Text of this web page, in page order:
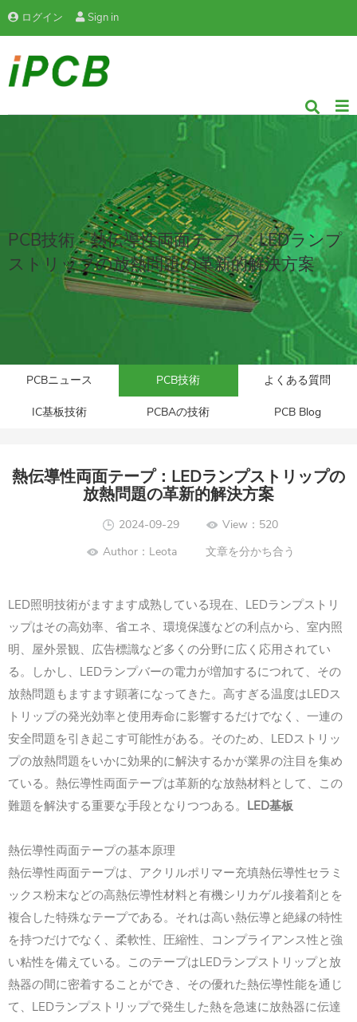
ログイン Sign in
PCB技術 - 熱伝導性両面テープ：LEDランプ
ストリップの放熱問題の革新的解決方案
PCBニュース PCB技術 よくある質問
IC基板技術 PCBAの技術 PCB Blog
熱伝導性両面テープ：LEDランプストリップの
放熱問題の革新的解決方案
2024-09-29
View：520
Author：Leota 文章を分かち合う
LED照明技術がますます成熟している現在、 LEDランプストリ
ップはその高効率、省エネ、環境保護などの利点から、室内照
明、屋外景観、広告標識など多くの分野に広く応用されてい
る。しかし、 LEDランプバーの電力が増加するにつれて、その
放熱問題もますます顕著になってきた。高すぎる温度はLEDス
トリップの発光効率と使用寿命に影響するだけでなく、一連の
安全問題を引き起こす可能性がある。そのため、 LEDストリッ
プの放熱問題をいかに効果的に解決するかが業界の注目を集め
ている。熱伝導性両面テープは革新的な放熱材料として、この
難題を解決する重要な手段となりつつある。 LED基板
熱伝導性両面テープの基本原理
熱伝導性両面テープは、アクリルポリマー充填熱伝導性セラミ
ックス粉末などの高熱伝導性材料と有機シリカゲル接着剤とを
複合した特殊なテープである。それは高い熱伝導と絶縁の特性
を持つだけでなく、柔軟性、圧縮性、コンプライアンス性と強
い粘性を備えている。このテープはLEDランプストリップと放
熱器の間に密着することができ、その優れた熱伝導性能を通じ
て、 LEDランプストリップで発生した熱を急速に放熱器に伝達